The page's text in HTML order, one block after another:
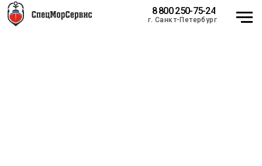
г. Санкт-Петербург
8 800 250-75-24